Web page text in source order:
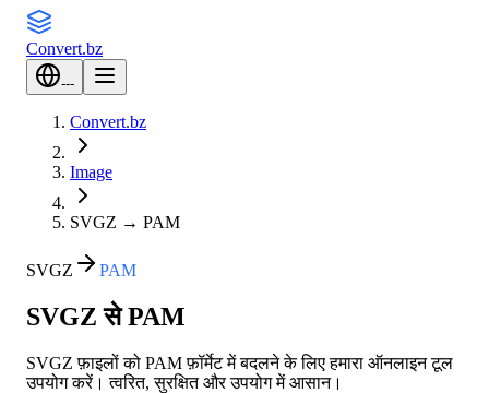
Convert.bz
---
Convert.bz
Image
SVGZ → PAM
SVGZ PAM
SVGZ से PAM
SVGZ फ़ाइलों को PAM फ़ॉर्मेट में बदलने के लिए हमारा ऑनलाइन टूल
उपयोग करें। त्वरित, सुरक्षित और उपयोग में आसान।